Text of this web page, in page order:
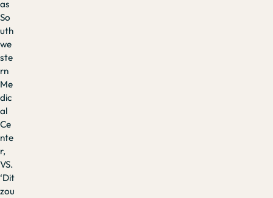
as
So
uth
we
ste
rn
Me
dic
al
Ce
nte
r,
VS.
‘Dit
zou